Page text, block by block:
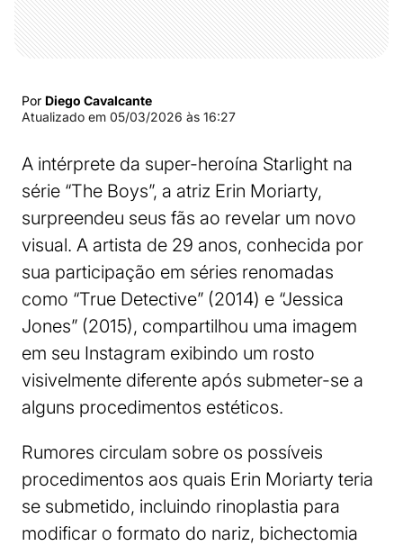
Por Diego Cavalcante
Atualizado em 05/03/2026 às 16:27
A intérprete da super-heroína Starlight na
série “The Boys”, a atriz Erin Moriarty,
surpreendeu seus fãs ao revelar um novo
visual. A artista de 29 anos, conhecida por
sua participação em séries renomadas
como “True Detective” (2014) e “Jessica
Jones” (2015), compartilhou uma imagem
em seu Instagram exibindo um rosto
visivelmente diferente após submeter-se a
alguns procedimentos estéticos.
Rumores circulam sobre os possíveis
procedimentos aos quais Erin Moriarty teria
se submetido, incluindo rinoplastia para
modificar o formato do nariz, bichectomia